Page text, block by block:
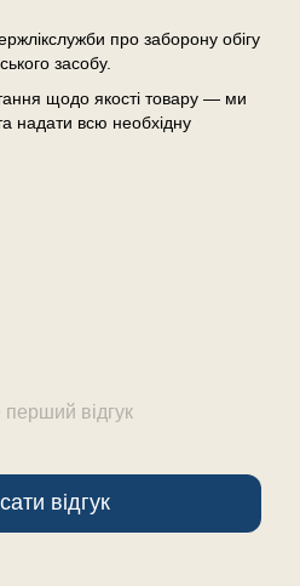
про заборону обігу
засобу.
щодо якості товару — ми
надати всю необхідну
відгук
відгук